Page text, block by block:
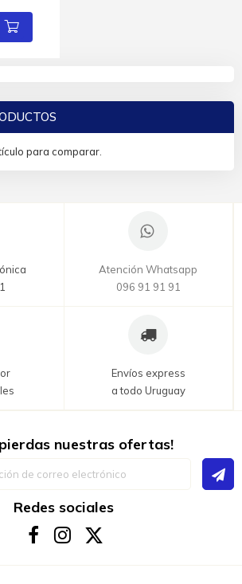
para comparar.
Atención Whatsapp
096 91 91 91
Envíos express
a todo Uruguay
pierdas nuestras ofertas!
Redes sociales